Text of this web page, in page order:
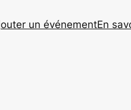
un événementEn